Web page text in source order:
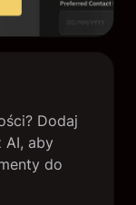
Dodaj
AI, aby
do